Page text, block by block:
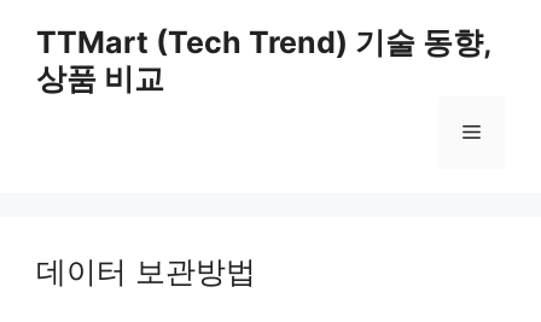
content
TTMart (Tech Trend) 기술 동향,
상품 비교
Menu
데이터 보관방법